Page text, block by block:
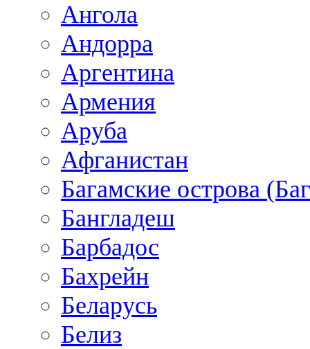
Ангола
Андорра
Аргентина
Армения
Аруба
Афганистан
Багамские острова
Бангладеш
Барбадос
Бахрейн
Беларусь
Белиз